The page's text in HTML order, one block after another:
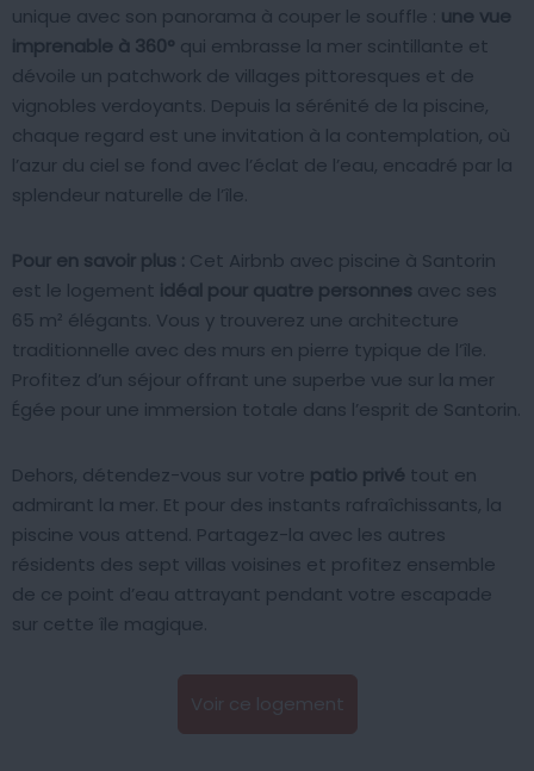
unique avec son panorama à couper le souffle : une vue
imprenable à 360° qui embrasse la mer scintillante et
dévoile un patchwork de villages pittoresques et de
vignobles verdoyants. Depuis la sérénité de la piscine,
chaque regard est une invitation à la contemplation, où
l’azur du ciel se fond avec l’éclat de l’eau, encadré par la
splendeur naturelle de l’île.
Pour en savoir plus : Cet Airbnb avec piscine à Santorin
est le logement idéal pour quatre personnes avec ses
65 m² élégants. Vous y trouverez une architecture
traditionnelle avec des murs en pierre typique de l’île.
Profitez d’un séjour offrant une superbe vue sur la mer
Égée pour une immersion totale dans l’esprit de Santorin.
Dehors, détendez-vous sur votre patio privé tout en
admirant la mer. Et pour des instants rafraîchissants, la
piscine vous attend. Partagez-la avec les autres
résidents des sept villas voisines et profitez ensemble
de ce point d’eau attrayant pendant votre escapade
sur cette île magique.
Voir ce logement